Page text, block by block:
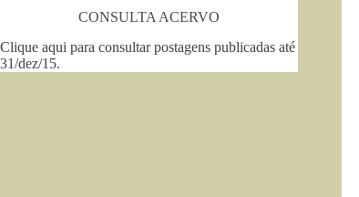
CONSULTA ACERVO
Clique aqui para consultar postagens publicadas até
31/dez/15.